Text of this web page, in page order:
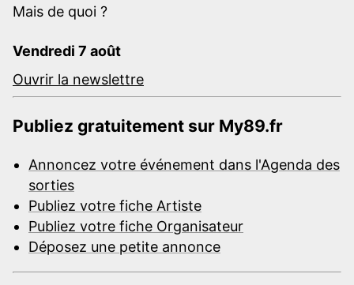
Mais de quoi ?
Vendredi 7 août
Ouvrir la newslettre
Publiez gratuitement sur My89.fr
Annoncez votre événement dans l'Agenda des
sorties
Publiez votre fiche Artiste
Publiez votre fiche Organisateur
Déposez une petite annonce